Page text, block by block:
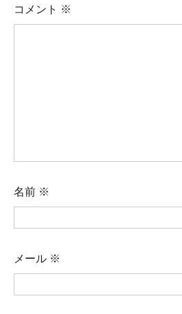
コメント ※
名前 ※
メール ※